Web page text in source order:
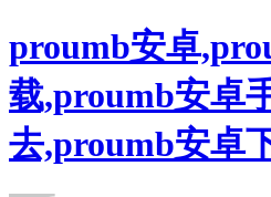
proumb安卓
载,proumb安卓
去,proumb安卓